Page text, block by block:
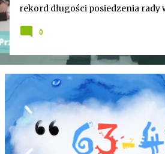
rekord długości posiedzenia rady
„ZMIANA”. Jednym z pierwszych
Wnuk finalnie stracił stanowisko,
przewodniczącą została Joanna
dotychczasowa
0